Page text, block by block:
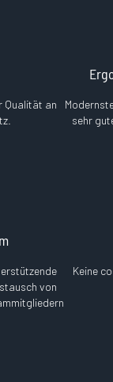
Qualität an
sehr
von
Keine